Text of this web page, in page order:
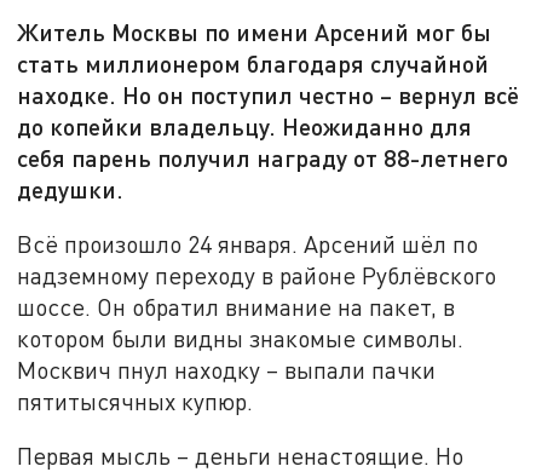
Житель Москвы по имени Арсений мог бы
стать миллионером благодаря случайной
находке. Но он поступил честно – вернул всё
до копейки владельцу. Неожиданно для
себя парень получил награду от 88-летнего
дедушки.
Всё произошло 24 января. Арсений шёл по
надземному переходу в районе Рублёвского
шоссе. Он обратил внимание на пакет, в
котором были видны знакомые символы.
Москвич пнул находку – выпали пачки
пятитысячных купюр.
Первая мысль – деньги ненастоящие. Но